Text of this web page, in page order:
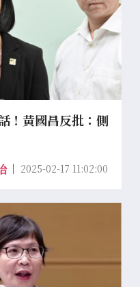
！黃國昌反批：側
2025-02-17 11:02:00